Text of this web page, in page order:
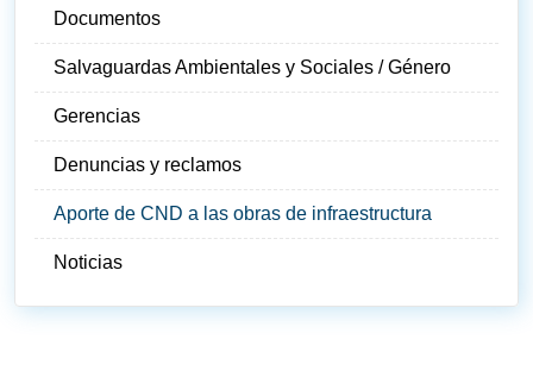
Documentos
Salvaguardas Ambientales y Sociales / Género
Gerencias
Denuncias y reclamos
Aporte de CND a las obras de infraestructura
Noticias